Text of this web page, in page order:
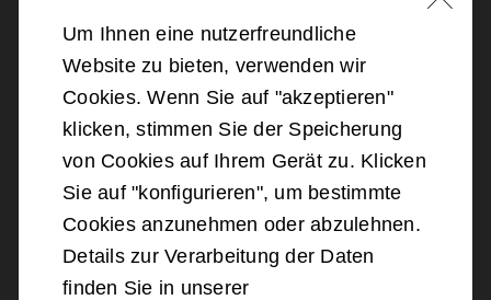
2026Bundesministerium für Landesverteidigung
Barrierefreiheit
Datenschutz
Um Ihnen eine nutzerfreundliche
Website zu bieten, verwenden wir
Cookies. Wenn Sie auf "akzeptieren"
klicken, stimmen Sie der Speicherung
von Cookies auf Ihrem Gerät zu. Klicken
Sie auf "konfigurieren", um bestimmte
Cookies anzunehmen oder abzulehnen.
Details zur Verarbeitung der Daten
finden Sie in unserer